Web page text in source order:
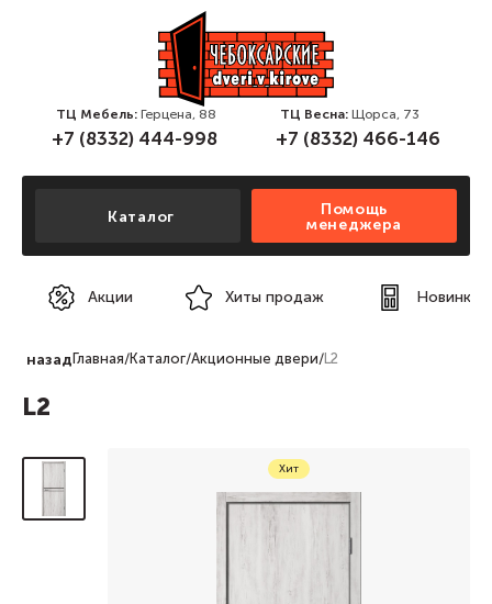
ТЦ Мебель: Герцена, 88
+7 (8332) 444-998
ТЦ Весна: Щорса, 73
+7 (8332) 466-146
Каталог
Помощь
менеджера
Акции Хиты продаж Новинки
назад Главная/Каталог/Акционные двери/L2
L2
Хит